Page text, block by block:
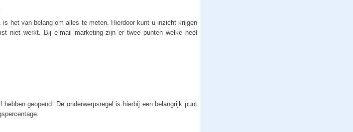
het van belang om alles te meten. Hierdoor kunt u inzicht krijgen
niet werkt. Bij e-mail marketing zijn er twee punten welke heel
geopend. De onderwerpsregel is hierbij een belangrijk punt